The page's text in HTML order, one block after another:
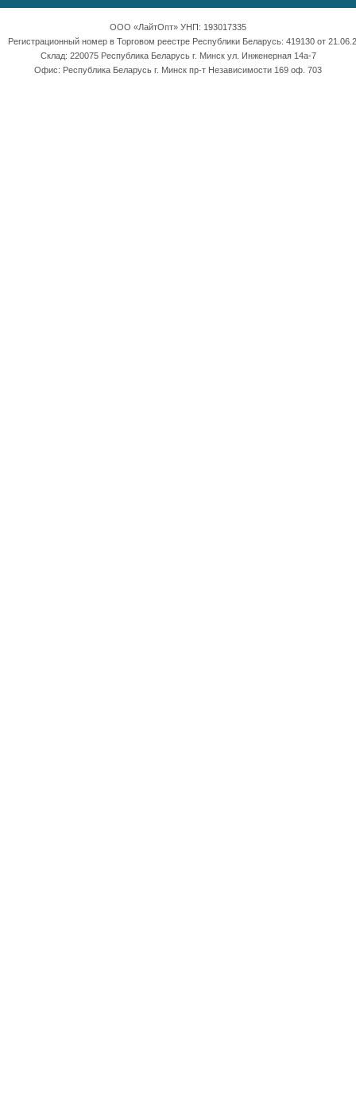
ООО «ЛайтОпт» УНП: 193017335
Регистрационный номер в Торговом реестре Республики Беларусь: 419130 от
Склад: 220075 Республика Беларусь г. Минск ул. Инженерная 14а-7
Офис: Республика Беларусь г. Минск пр-т Независимости 169 оф. 703